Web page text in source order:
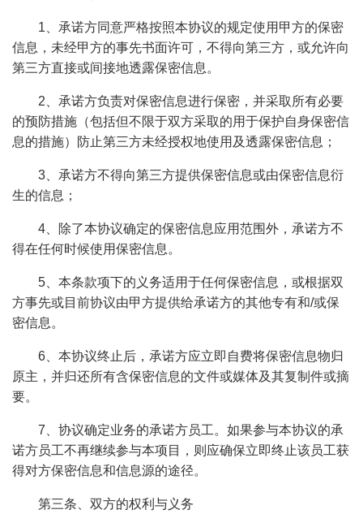
1、承诺方同意严格按照本协议的规定使用甲方的保密
信息，未经甲方的事先书面许可，不得向第三方，或允许向
第三方直接或间接地透露保密信息。
2、承诺方负责对保密信息进行保密，并采取所有必要
的预防措施（包括但不限于双方采取的用于保护自身保密信
息的措施）防止第三方未经授权地使用及透露保密信息；
3、承诺方不得向第三方提供保密信息或由保密信息衍
生的信息；
4、除了本协议确定的保密信息应用范围外，承诺方不
得在任何时候使用保密信息。
5、本条款项下的义务适用于任何保密信息，或根据双
方事先或目前协议由甲方提供给承诺方的其他专有和/或保
密信息。
6、本协议终止后，承诺方应立即自费将保密信息物归
原主，并归还所有含保密信息的文件或媒体及其复制件或摘
要。
7、协议确定业务的承诺方员工。如果参与本协议的承
诺方员工不再继续参与本项目，则应确保立即终止该员工获
得对方保密信息和信息源的途径。
第三条、双方的权利与义务